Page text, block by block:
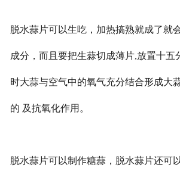
脱水蒜片可以生吃，加热搞熟就成了就
成分，而且要把生蒜切成薄片,放置十五
时大蒜与空气中的氧气充分结合形成大
的 及抗氧化作用。
脱水蒜片可以制作糖蒜，脱水蒜片还可